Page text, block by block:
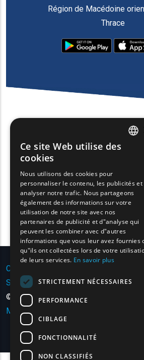
Région de Macédoine
Thrace
Conditions d'utilisation | Politique de
Sitemap
|Contact
© Copyright 2024 - Tous droits
Macédoine orientale et de Thrace
FRENCH
GERMAN
Ce site Web utilise des
cookies
Nous utilisons des cookies pour
personnaliser le contenu, les publicités et
analyser notre trafic. Nous partageons
également des informations sur votre
utilisation de notre site avec nos
partenaires de publicité et d"analyse qui
peuvent les combiner avec d"autres
informations que vous leur avez fournies
qu"ils ont collectées lors de votre
de leurs services. En savoir plus
STRICTEMENT NÉCESSAIRES
PERFORMANCE
CIBLAGE
FONCTIONNALITÉ
NON CLASSIFIÉS